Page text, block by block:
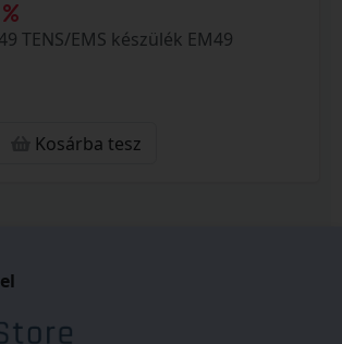
TENS/EMS készülék EM49
Kosárba tesz